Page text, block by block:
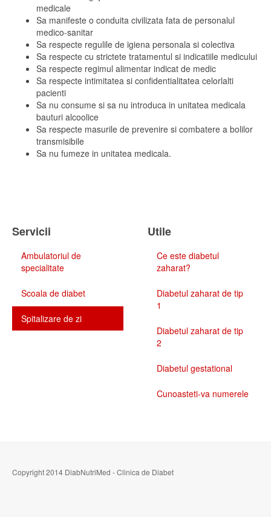
medicale
Sa manifeste o conduita civilizata fata de personalul
medico-sanitar
Sa respecte regulile de igiena personala si colectiva
Sa respecte cu strictete tratamentul si indicatiile medicului
Sa respecte regimul alimentar indicat de medic
Sa respecte intimitatea si confidentialitatea celorlalti
pacienti
Sa nu consume si sa nu introduca in unitatea medicala
bauturi alcoolice
Sa respecte masurile de prevenire si combatere a bolilor
transmisibile
Sa nu fumeze in unitatea medicala.
Servicii
Ambulatoriul de
specialitate
Scoala de diabet
Spitalizare de zi
Utile
Ce este diabetul
zaharat?
Diabetul zaharat de tip
1
Diabetul zaharat de tip
2
Diabetul gestational
Cunoasteti-va numerele
Copyright 2014 DiabNutriMed - Clinica de Diabet